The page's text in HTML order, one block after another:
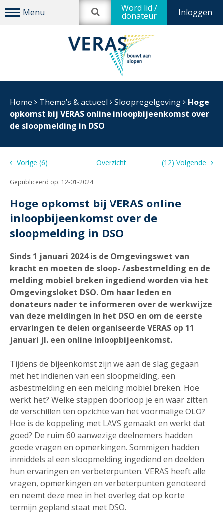
Inloggen
Word lid /
donateur
Home Thema’s & actueel Sloopregelgeving
Hoge
opkomst bij VERAS online inloopbijeenkomst over
de sloopmelding in DSO
Vorige (6) Overzicht (12) Volgende
Gepubliceerd op: 12-01-2024
Hoge opkomst bij VERAS online
inloopbijeenkomst over de
sloopmelding in DSO
Sinds 1 januari 2024 is de Omgevingswet van
kracht en moeten de sloop- /asbestmelding en de
melding mobiel breken ingediend worden via het
Omgevingsloket DSO. Om haar leden en
donateurs nader te informeren over de werkwijze
van deze meldingen in het DSO en om de eerste
ervaringen te delen organiseerde VERAS op 11
januari jl. een online inloopbijeenkomst.
Tijdens de bijeenkomst zijn we aan de slag gegaan
met het indienen van een sloopmelding, een
asbestmelding en een melding mobiel breken. Hoe
werkt het? Welke stappen doorloop je en waar zitten
de verschillen ten opzichte van het voormalige OLO?
Hoe is de koppeling met LAVS gemaakt en werkt dat
goed? De ruim 60 aanwezige deelnemers hadden
goede vragen en opmerkingen. Sommigen hadden
inmiddels al een sloopmelding ingediend en deelden
hun ervaringen en verbeterpunten. VERAS heeft alle
vragen, opmerkingen en verbeterpunten genoteerd
en neemt deze mee in het overleg dat op korte
termijn gepland staat met DSO.